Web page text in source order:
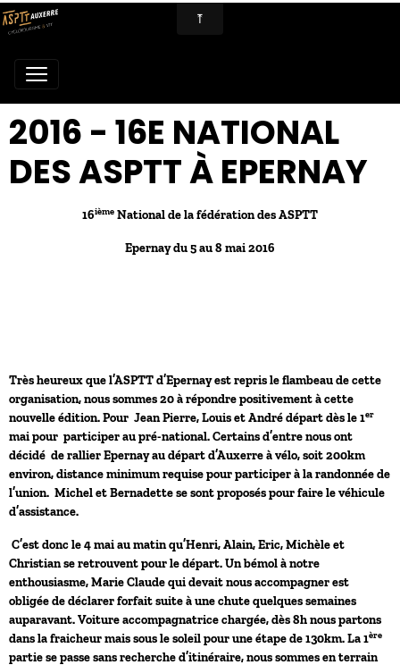
2016 - 16E NATIONAL
DES ASPTT À EPERNAY
16ième National de la fédération des ASPTT
Epernay du 5 au 8 mai 2016
Très heureux que l’ASPTT d’Epernay est repris le flambeau de cette
organisation, nous sommes 20 à répondre positivement à cette
nouvelle édition. Pour Jean Pierre, Louis et André départ dès le 1er
mai pour participer au pré-national. Certains d’entre nous ont
décidé de rallier Epernay au départ d’Auxerre à vélo, soit 200km
environ, distance minimum requise pour participer à la randonnée de
l’union. Michel et Bernadette se sont proposés pour faire le véhicule
d’assistance.
C’est donc le 4 mai au matin qu’Henri, Alain, Eric, Michèle et
Christian se retrouvent pour le départ. Un bémol à notre
enthousiasme, Marie Claude qui devait nous accompagner est
obligée de déclarer forfait suite à une chute quelques semaines
auparavant. Voiture accompagnatrice chargée, dès 8h nous partons
dans la fraicheur mais sous le soleil pour une étape de 130km. La 1ère
partie se passe sans recherche d’itinéraire, nous sommes en terrain